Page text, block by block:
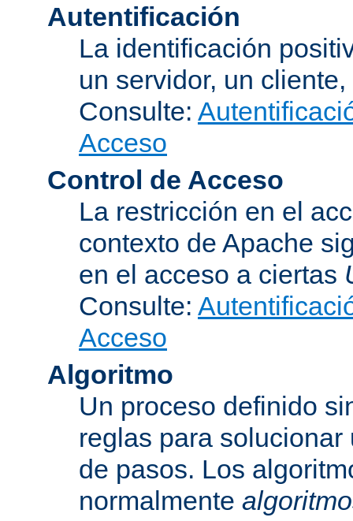
Autentificación
La identificación
un servidor, un
Consulte:
Acceso
Control de Acceso
La restricción en el
contexto de Apache
en el acceso a ciertas
Consulte:
Acceso
Algoritmo
Un proceso definido
reglas para
de pasos. Los
normalmente